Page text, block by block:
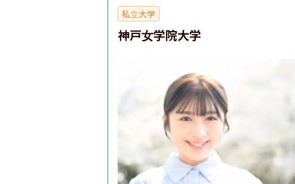
私立大学
神戸女学院大学